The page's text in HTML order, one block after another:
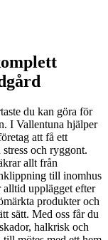
du kan göra för
I Vallentuna hjälper
att få ett
och ryggont.
allt från
till inomhus
upplägget efter
produkter och
sätt. Med oss får du
halkrisk och